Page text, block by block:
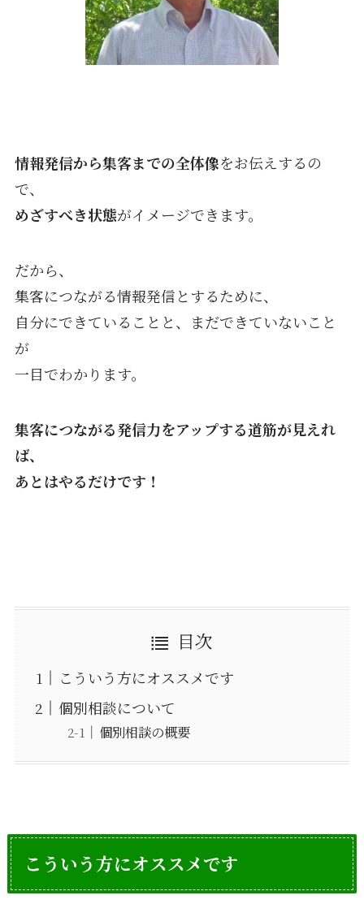
情報発信から集客までの全体像をお伝えするの
で、
めざすべき状態がイメージできます。
だから、
集客につながる情報発信とするために、
自分にできていることと、まだできていないこと
が
一目でわかります。
集客につながる発信力をアップする道筋が見えれ
ば、
あとはやるだけです！
目次
こういう方にオススメです
個別相談について
個別相談の概要
こういう方にオススメです